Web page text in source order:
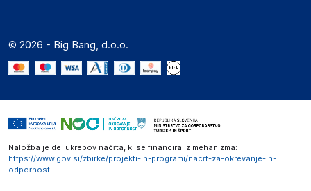
Marketplace za partnerje
Novosti
© 2026 - Big Bang, d.o.o.
Naložba je del ukrepov načrta, ki se financira iz mehanizma:
https://www.gov.si/zbirke/projekti-in-programi/nacrt-za-okrevanje-in-
odpornost